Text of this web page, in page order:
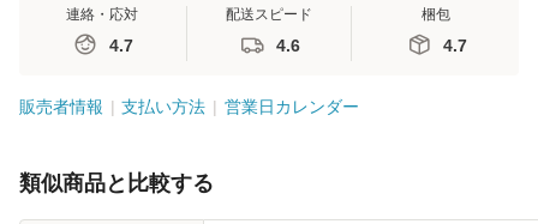
連絡・応対
4.7
配送スピード
4.6
梱包
4.7
販売者情報 支払い方法 営業日カレンダー
類似商品と比較する